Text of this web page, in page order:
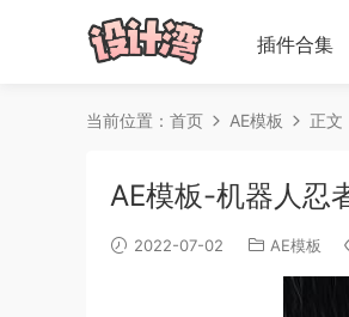
插件合集
当前位置： 首页 AE模板 正文
AE模板-机器人忍
2022-07-02 AE模板